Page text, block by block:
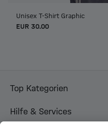
Unisex T-Shirt Graphic
EUR 30.00
Top Kategorien
Hilfe & Services